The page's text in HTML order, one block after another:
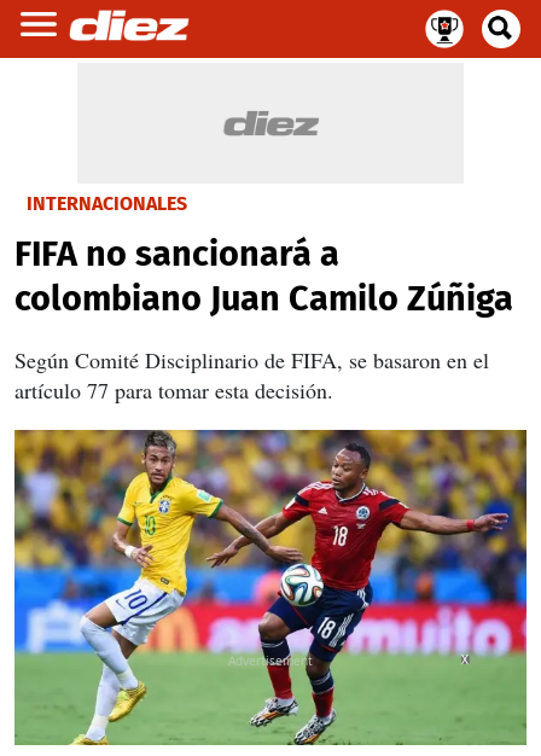
INTERNACIONALES
FIFA no sancionará a
colombiano Juan Camilo Zúñiga
Según Comité Disciplinario de FIFA, se basaron en el
artículo 77 para tomar esta decisión.
X